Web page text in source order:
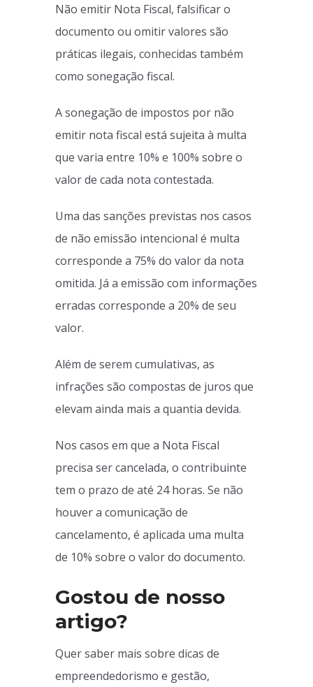
Não emitir Nota Fiscal, falsificar o
documento ou omitir valores são
práticas ilegais, conhecidas também
como sonegação fiscal.
A sonegação de impostos por não
emitir nota fiscal está sujeita à multa
que varia entre 10% e 100% sobre o
valor de cada nota contestada.
Uma das sanções previstas nos casos
de não emissão intencional é multa
corresponde a 75% do valor da nota
omitida. Já a emissão com informações
erradas corresponde a 20% de seu
valor.
Além de serem cumulativas, as
infrações são compostas de juros que
elevam ainda mais a quantia devida.
Nos casos em que a Nota Fiscal
precisa ser cancelada, o contribuinte
tem o prazo de até 24 horas. Se não
houver a comunicação de
cancelamento, é aplicada uma multa
de 10% sobre o valor do documento.
Gostou de nosso
artigo?
Quer saber mais sobre dicas de
empreendedorismo e gestão,